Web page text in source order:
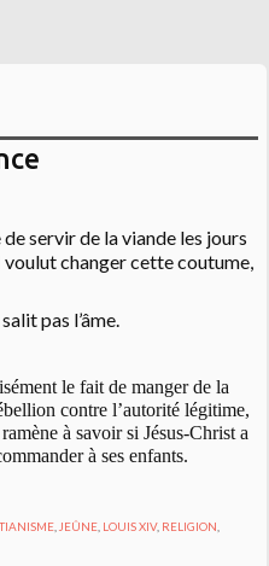
servir de la viande les jours
voulut changer cette coutume,
pas l’âme.
le fait de manger de la
contre l’autorité légitime,
à savoir si Jésus-Christ a
à ses enfants.
, JEÛNE, LOUIS XIV, RELIGION